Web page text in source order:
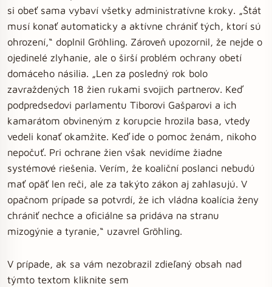
si obeť sama vybaví všetky administratívne kroky. „Štát
musí konať automaticky a aktívne chrániť tých, ktorí sú
ohrození,“ doplnil Gröhling. Zároveň upozornil, že nejde o
ojedinelé zlyhanie, ale o širší problém ochrany obetí
domáceho násilia. „Len za posledný rok bolo
zavraždených 18 žien rukami svojich partnerov. Keď
podpredsedovi parlamentu Tiborovi Gašparovi a ich
kamarátom obvineným z korupcie hrozila basa, vtedy
vedeli konať okamžite. Keď ide o pomoc ženám, nikoho
nepočuť. Pri ochrane žien však nevidíme žiadne
systémové riešenia. Verím, že koaliční poslanci nebudú
mať opäť len reči, ale za takýto zákon aj zahlasujú. V
opačnom prípade sa potvrdí, že ich vládna koalícia ženy
chrániť nechce a oficiálne sa pridáva na stranu
mizogýnie a tyranie,“ uzavrel Gröhling.
V prípade, ak sa vám nezobrazil zdieľaný obsah nad
týmto textom kliknite sem